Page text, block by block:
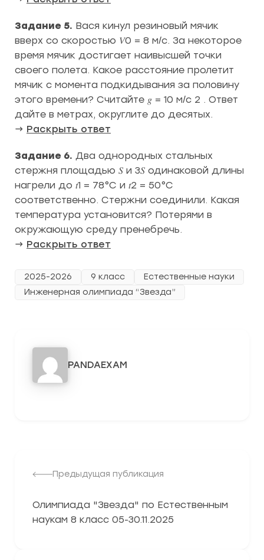
Задание 5. Вася кинул резиновый мячик
вверх со скоростью 𝑉0 = 8 м/с. За некоторое
время мячик достигает наивысшей точки
своего полета. Какое расстояние пролетит
мячик с момента подкидывания за половину
этого времени? Считайте 𝑔 = 10 м/с 2 . Ответ
дайте в метрах, округлите до десятых.
→ Раскрыть ответ
Задание 6. Два однородных стальных
стержня площадью 𝑆 и 3𝑆 одинаковой длины
нагрели до 𝑡1 = 78°С и 𝑡2 = 50°С
соответственно. Стержни соединили. Какая
температура установится? Потерями в
окружающую среду пренебречь.
→ Раскрыть ответ
2025-2026 9 класс
Естественные науки
Инженерная олимпиада “Звезда”
PANDAEXAM
Предыдущая публикация
Олимпиада "Звезда" по Естественным
наукам 8 класс 05-30.11.2025